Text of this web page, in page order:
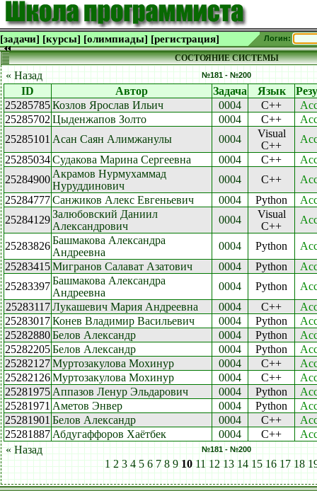
[задачи] [курсы] [олимпиады] [регистрация] Логин:
СОСТОЯНИЕ СИСТЕМЫ
« Назад №181 - №200
ID Автор Задача Язык
25285785Козлов Ярослав Ильич 0004 C++
25285702 Цыденжапов Золто 0004 C++
25285101 Асан Саян Алимжанулы 0004
Visual
C++
25285034Судакова Марина Сергеевна 0004 C++
25284900 Акрамов Нурмухаммад
Нуруддинович
0004 C++
25284777Санжиков Алекс Евгеньевич 0004 Python
25284129Залюбовский Даниил
Александрович
0004
Visual
C++
25283826Башмакова Александра
Андреевна
0004 Python
25283415Мигранов Салават Азатович 0004 Python
25283397Башмакова Александра
Андреевна
0004 Python
25283117 Лукашевич Мария Андреевна 0004 C++
25283017Конев Владимир Васильевич 0004 Python
25282880Белов Александр 0004 Python
25282205Белов Александр 0004 Python
25282127Муртозакулова Мохинур 0004 C++
25282126Муртозакулова Мохинур 0004 C++
25281975 Аппазов Ленур Эльдарович 0004 Python
25281971 Аметов Энвер 0004 Python
25281901 Белов Александр 0004 C++
25281887 Абдугаффоров Хаётбек 0004 C++
« Назад
№181 - №200
1 2 3 4 5 6 7 8 9 10 11 12 13 14 15 16 17 18